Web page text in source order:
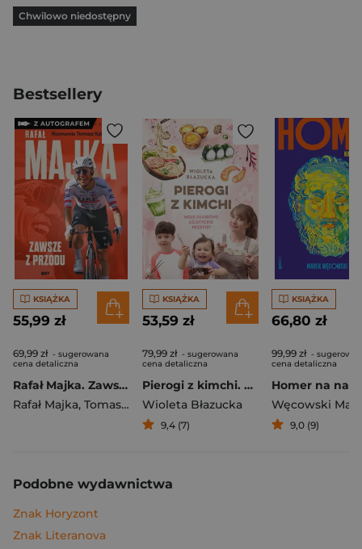
Chwilowo niedostępny
Bestsellery
KSIĄŻKA
55,99 zł
69,99 zł - sugerowana
cena detaliczna
Rafał Majka. Zawsze z przodu. Rozmawia Tomasz Kalemba - książka z autografem
Rafał Majka, Tomasz Kalemba
KSIĄŻKA
53,59 zł
79,99 zł - sugerowana
cena detaliczna
Pierogi z kimchi. Moje ulubione azjatyckie przepisy
Wioleta Błazucka
9,4 (7)
KSIĄŻKA
66,80 zł
99,99 zł -
cena detaliczna
Węcowski
9,0 (9)
Podobne wydawnictwa
Znak Horyzont
Znak Literanova